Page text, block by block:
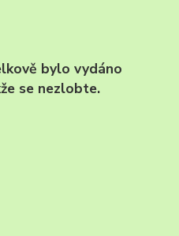
bylo vydáno
se nezlobte.